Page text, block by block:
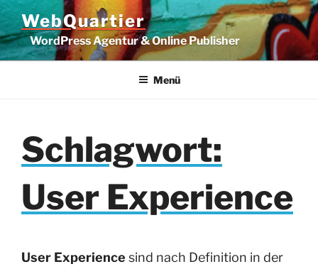
Zum
Inhalt
springen
WebQuartier
WordPress Agentur & Online Publisher
Menü
Schlagwort:
User Experience
User Experience sind nach Definition in der